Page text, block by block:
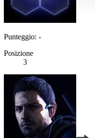
Punteggio: -
Posizione
3